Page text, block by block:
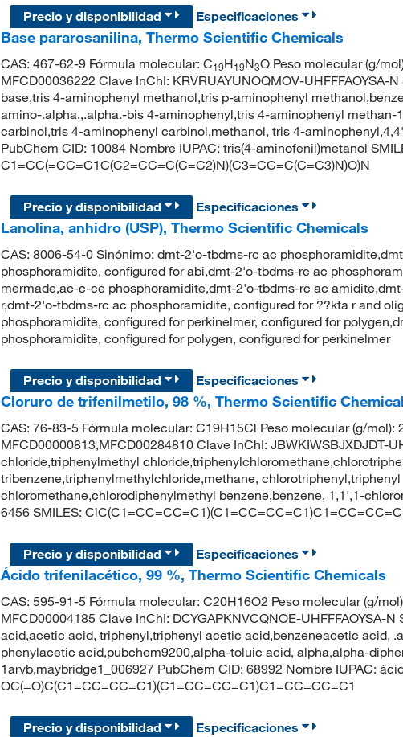
Precio y disponibilidad
Especificaciones
Base pararosanilina, Thermo Scientific Chemicals
CAS: 467-62-9 Fórmula molecular: C19H19N3O Peso molecular (g/
MFCD00036222 Clave InChI: KRVRUAYUNOQMOV-UHFFFAOYSA-
base,tris 4-aminophenyl methanol,tris p-aminophenyl
amino-.alpha.,.alpha.-bis 4-aminophenyl,tris 4-aminophenyl
carbinol,tris 4-aminophenyl carbinol,methanol, tris 4-
PubChem CID: 10084 Nombre IUPAC: tris(4-aminofenil)metanol
C1=CC(=CC=C1C(C2=CC=C(C=C2)N)(C3=CC=C(C=C3)N)O)N
Precio y disponibilidad
Especificaciones
Lanolina, anhidro (USP), Thermo Scientific Chemicals
CAS: 8006-54-0 Sinónimo: dmt-2'o-tbdms-rc ac
phosphoramidite, configured for abi,dmt-2'o-tbdms-rc ac
mermade,ac-c-ce phosphoramidite,dmt-2'o-tbdms-rc ac
r,dmt-2'o-tbdms-rc ac phosphoramidite, configured for ??kta r and
phosphoramidite, configured for perkinelmer, configured for
phosphoramidite, configured for polygen, configured for perkinelmer
Precio y disponibilidad
Especificaciones
Cloruro de trifenilmetilo, 98 %, Thermo Scientific
CAS: 76-83-5 Fórmula molecular: C19H15Cl Peso molecular (g/mol):
MFCD00000813,MFCD00284810 Clave InChI: JBWKIWSBJXDJDT-
chloride,triphenylmethyl
tribenzene,triphenylmethylchloride,methane, chlorotriphenyl,triphenyl
chloromethane,chlorodiphenylmethyl benzene,benzene, 1,1',1-
6456 SMILES:
Precio y disponibilidad
Especificaciones
Ácido trifenilacético, 99 %, Thermo Scientific Chemicals
CAS: 595-91-5 Fórmula molecular: C20H16O2 Peso molecular (g/
MFCD00004185 Clave InChI: DCYGAPKNVCQNOE-UHFFFAOYSA-
acid,acetic acid, triphenyl,triphenyl acetic acid,benzeneacetic acid,
phenylacetic acid,pubchem9200,alpha-toluic acid, alpha,alpha-
1arvb,maybridge1_006927 PubChem CID: 68992 Nombre IUPAC:
OC(=O)C(C1=CC=CC=C1)(C1=CC=CC=C1)C1=CC=CC=C1
Precio y disponibilidad
Especificaciones